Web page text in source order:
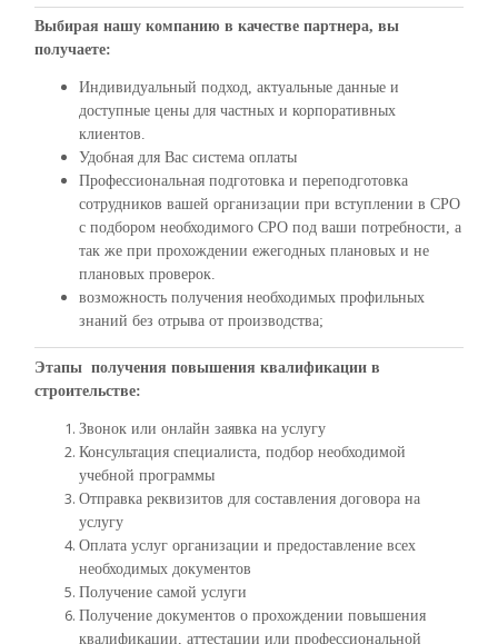
Выбирая нашу компанию в качестве партнера, вы
получаете:
Индивидуальный подход, актуальные данные и
доступные цены для частных и корпоративных
клиентов.
Удобная для Вас система оплаты
Профессиональная подготовка и переподготовка
сотрудников вашей организации при вступлении в СРО
с подбором необходимого СРО под ваши потребности, а
так же при прохождении ежегодных плановых и не
плановых проверок.
возможность получения необходимых профильных
знаний без отрыва от производства;
Этапы получения повышения квалификации в
строительстве:
Звонок или онлайн заявка на услугу
Консультация специалиста, подбор необходимой
учебной программы
Отправка реквизитов для составления договора на
услугу
Оплата услуг организации и предоставление всех
необходимых документов
Получение самой услуги
Получение документов о прохождении повышения
квалификации, аттестации или профессиональной